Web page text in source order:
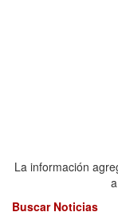
La información
Buscar Noticias